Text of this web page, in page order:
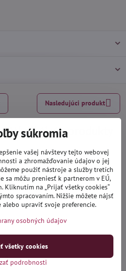
Nasledujúci produkt
tieto produkty
súkromia
vašej návštevy tejto webovej
a zhromažďovanie údajov o jej
použiť nástroje a služby tretích
sa môžu preniesť k partnerom v EÚ,
Kliknutím na „Prijať všetky cookies“
spracovaním. Nižšie môžete nájsť
upraviť svoje preferencie.
osobných údajov
podrobnosti
všetky cookies